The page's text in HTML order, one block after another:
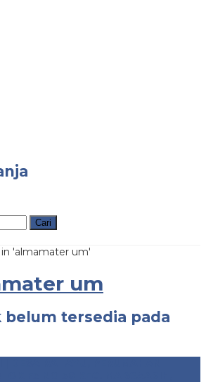
Cari
'almamater um'
um
belum tersedia pada